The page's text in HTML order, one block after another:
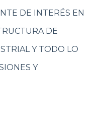
DE INTERÉS EN
DE
Y TODO LO
Y